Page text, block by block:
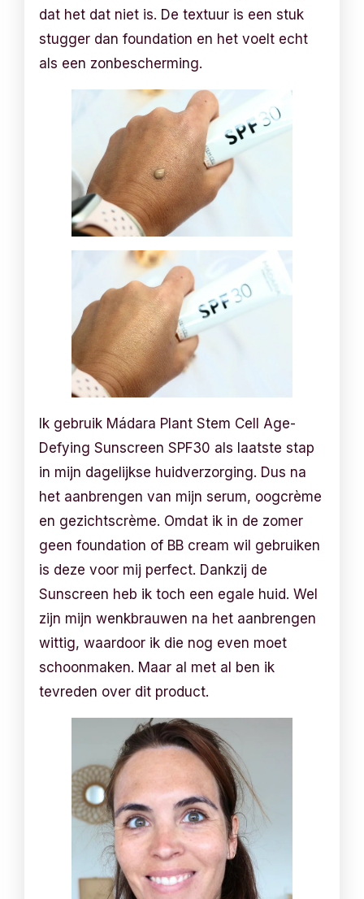
dat het dat niet is. De textuur is een stuk
stugger dan foundation en het voelt echt
als een zonbescherming.
Ik gebruik Mádara Plant Stem Cell Age-
Defying Sunscreen SPF30 als laatste stap
in mijn dagelijkse huidverzorging. Dus na
het aanbrengen van mijn serum, oogcrème
en gezichtscrème. Omdat ik in de zomer
geen foundation of BB cream wil gebruiken
is deze voor mij perfect. Dankzij de
Sunscreen heb ik toch een egale huid. Wel
zijn mijn wenkbrauwen na het aanbrengen
wittig, waardoor ik die nog even moet
schoonmaken. Maar al met al ben ik
tevreden over dit product.